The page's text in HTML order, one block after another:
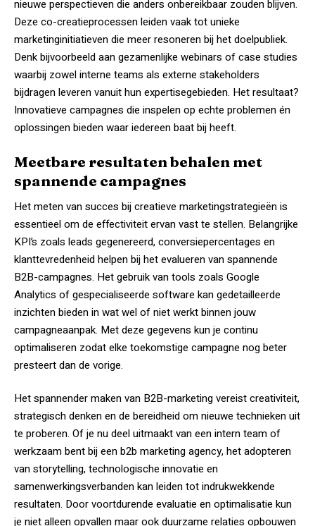
nieuwe perspectieven die anders onbereikbaar zouden blijven.
Deze co-creatieprocessen leiden vaak tot unieke
marketinginitiatieven die meer resoneren bij het doelpubliek.
Denk bijvoorbeeld aan gezamenlijke webinars of case studies
waarbij zowel interne teams als externe stakeholders
bijdragen leveren vanuit hun expertisegebieden. Het resultaat?
Innovatieve campagnes die inspelen op echte problemen én
oplossingen bieden waar iedereen baat bij heeft.
Meetbare resultaten behalen met
spannende campagnes
Het meten van succes bij creatieve marketingstrategieën is
essentieel om de effectiviteit ervan vast te stellen. Belangrijke
KPI’s zoals leads gegenereerd, conversiepercentages en
klanttevredenheid helpen bij het evalueren van spannende
B2B-campagnes. Het gebruik van tools zoals Google
Analytics of gespecialiseerde software kan gedetailleerde
inzichten bieden in wat wel of niet werkt binnen jouw
campagneaanpak. Met deze gegevens kun je continu
optimaliseren zodat elke toekomstige campagne nog beter
presteert dan de vorige.
Het spannender maken van B2B-marketing vereist creativiteit,
strategisch denken en de bereidheid om nieuwe technieken uit
te proberen. Of je nu deel uitmaakt van een intern team of
werkzaam bent bij een b2b marketing agency, het adopteren
van storytelling, technologische innovatie en
samenwerkingsverbanden kan leiden tot indrukwekkende
resultaten. Door voortdurende evaluatie en optimalisatie kun
je niet alleen opvallen maar ook duurzame relaties opbouwen